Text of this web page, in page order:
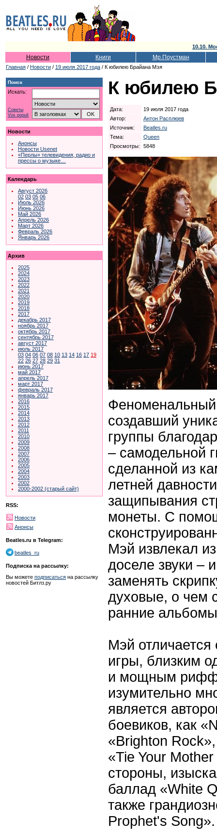
10.10.
Новости Книги Мр.Поустман
Главная / Новости / 19 июля 2017 года / К юбилею Брайана Мэя
Поиск
Искать:
Советы
Vox populi
Новости
Анонсы
Новости Usenet
«Перлы» телевидения, радио и
прессы о музыке…
Календарь
Август 2026
02 03 05 06
Июль 2026
Июнь 2026
Май 2026
Апрель 2026
Март 2026
Февраль 2026
Январь 2026
Архив
2025
2024
2023
2022
2021
2020
2019
2018
2017
декабрь 2017
ноябрь 2017
октябрь 2017
сентябрь 2017
август 2017
июль 2017
03 04 06 07 08 10 13 14 16 17 19
22 26 27 28 29 31
июнь 2017
май 2017
апрель 2017
март 2017
февраль 2017
январь 2017
2016
2015
2014
2013
2012
2011
2010
2009
2008
2007
2006
2005
2004
2003
2002
2000-2002 (старый сайт)
RSS:
Новости
Анонсы
Beatles.ru в Telegram:
beatles_ru
Подписка на рассылку:
Вы можете подписаться на рассылку
новостей Битлз.ру
К юбилею
Дата:
19 июля 2017 года
Автор:
Антон Расплюев
Источник:
Beatles.ru
Тема:
Queen
Просмотры:
5848
Феноменальный
создавший
группы
– самодельной
сделанной из
летней
защипывания
монеты. С
Мэй извлекал
доселе звуки –
заменять
духовые, о чем
ранние
Мэй
игры, близким
и мощным
изумительно
является
боевиков, как
«Brighton
«Tie Your
стороны,
баллад «White
также
Prophet's